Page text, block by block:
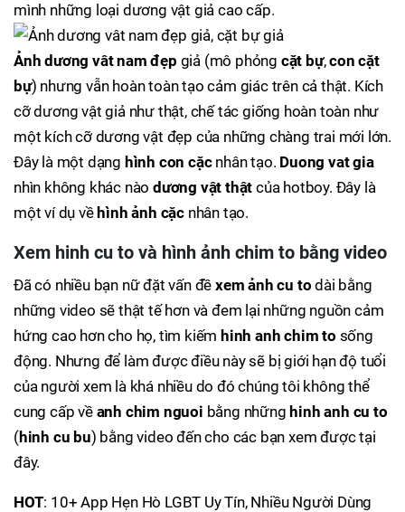
mình những loại dương vật giả cao cấp.
Ảnh dương vât nam đẹp giả (mô phỏng cặt bự,con cặt
bự) nhưng vẫn hoàn toàn tạo cảm giác trên cả thật. Kích
cỡ dương vật giả như thật, chế tác giống hoàn toàn như
một kích cỡ dương vật đẹp của những chàng trai mới lớn.
Đây là một dạng hình con cặcnhân tạo. Duong vat gia
nhìn không khác nàodương vật thật của hotboy. Đây là
một ví dụ về hình ảnh cặc nhân tạo.
Xem hinh cu to và hình ảnh chim to bằng video
Đã có nhiều bạn nữ đặt vấn đề xem ảnh cu to dài bằng
những video sẽ thật tế hơn và đem lại những nguồn cảm
hứng cao hơn cho họ, tìm kiếm hinh anh chim to sống
động. Nhưng để làm được điều này sẽ bị giới hạn độ tuổi
của người xem là khá nhiều do đó chúng tôi không thể
cung cấp về anh chim nguoi bằng những hinh anh cu to
(hinh cu bu) bằng video đến cho các bạn xem được tại
đây.
HOT: 10+ App Hẹn Hò LGBT Uy Tín, Nhiều Người Dùng